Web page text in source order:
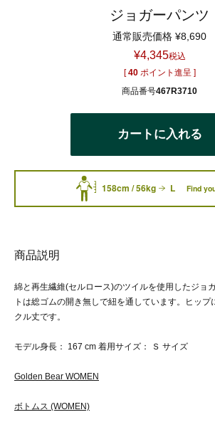
ジョガーパンツ
通常販売価格 ¥8,690
¥4,345税込
[ 40 ポイント進呈 ]
商品番号467R3710
カートに入れる
158cm / 56kg L Find
商品説明
綿と再生繊維(セルロース)のツイルを使用したジョ
トは総ゴムの開き無しで紐を通しています。ヒップ
クル丈です。
モデル身長： 167 cm 着用サイズ： Ｓ サイズ
Golden Bear WOMEN
ボトムス (WOMEN)